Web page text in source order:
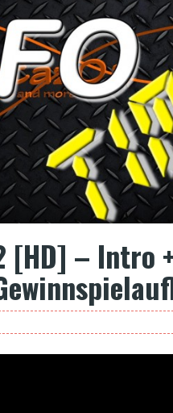
[HD] – Intro